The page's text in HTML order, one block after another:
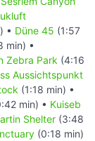
• Düne 45 (1:57
min) •
Zebra Park (4:16
Aussichtspunkt
(1:18 min) •
min) • Kuiseb
Shelter (3:48
(0:18 min)